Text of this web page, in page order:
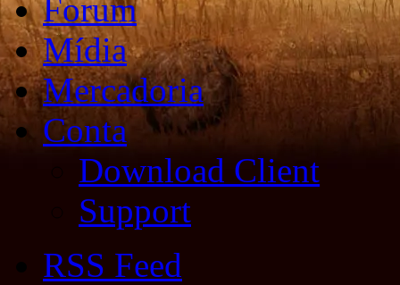
Forum
Mídia
Mercadoria
Conta
Download Client
Support
RSS Feed